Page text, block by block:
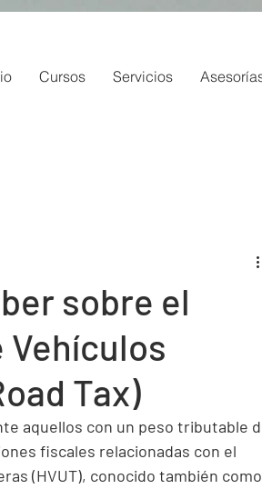
sobre el
Vehículos
Tax)
aquellos con un peso tributable
fiscales relacionadas con el
(HVUT), conocido también
Cursos Servicios